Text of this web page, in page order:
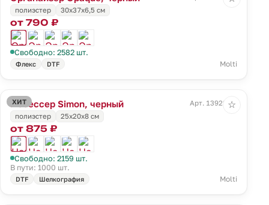
полиэстер
30x37x6,5 см
от 790 ₽
Свободно: 2582 шт.
Флекс DTF Molti
ХИТ
Несессер Simon, черный
Арт. 13922.30
полиэстер
25х20х8 см
от 875 ₽
Свободно: 2159 шт.
В пути: 1000 шт.
DTF Шелкография Molti
☆